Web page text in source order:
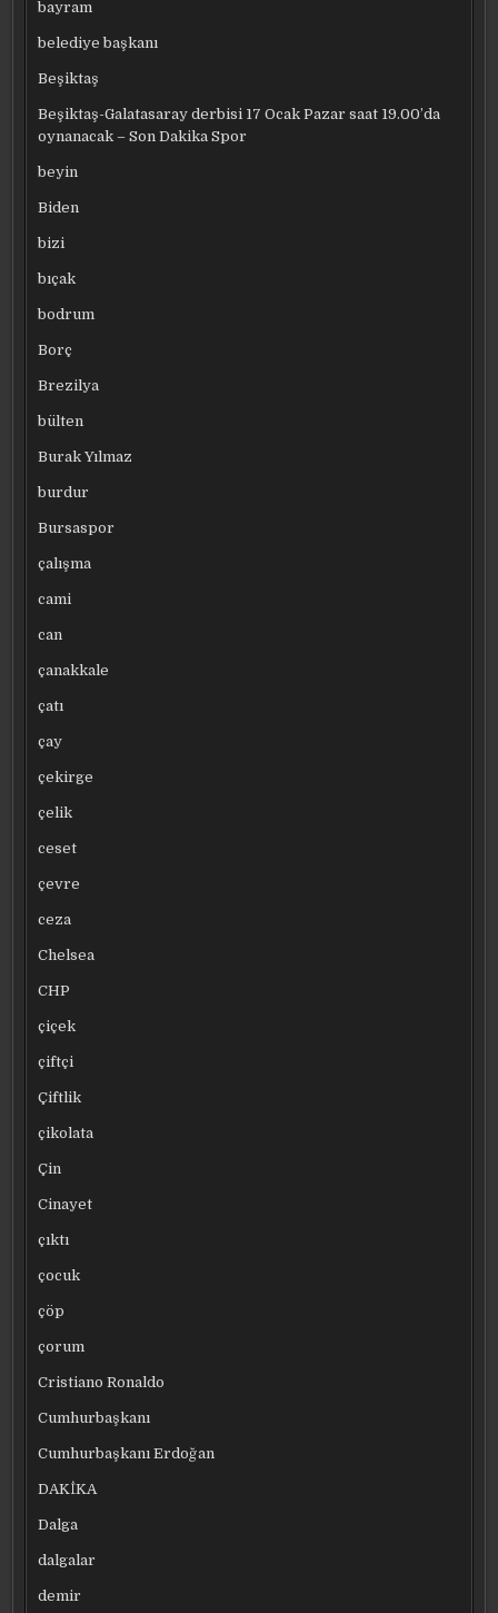
bayram
belediye başkanı
Beşiktaş
Beşiktaş-Galatasaray derbisi 17 Ocak Pazar saat 19.00’da
oynanacak – Son Dakika Spor
beyin
Biden
bizi
bıçak
bodrum
Borç
Brezilya
bülten
Burak Yılmaz
burdur
Bursaspor
çalışma
cami
can
çanakkale
çatı
çay
çekirge
çelik
ceset
çevre
ceza
Chelsea
CHP
çiçek
çiftçi
Çiftlik
çikolata
Çin
Cinayet
çıktı
çocuk
çöp
çorum
Cristiano Ronaldo
Cumhurbaşkanı
Cumhurbaşkanı Erdoğan
DAKİKA
Dalga
dalgalar
demir